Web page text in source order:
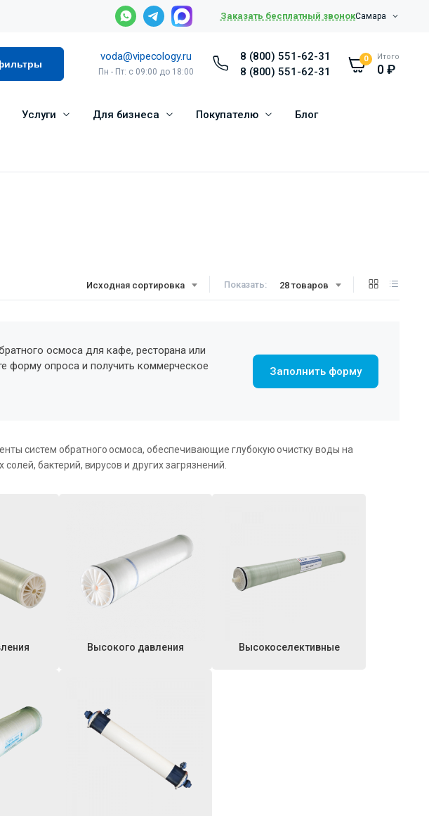
Заказать бесплатный звонокСамара
voda@vipecology.ru
Пн - Пт: с 09:00 до 18:00
8 (800) 551-62-31
8 (800) 551-62-31
0 Итого
0₽
Услуги Для бизнеса Покупателю Блог
Исходная сортировка Показать: 28 товаров
осмоса для кафе, ресторана или
форму опроса и получить коммерческое
Заполнить форму
систем обратного осмоса, обеспечивающие глубокую очистку воды на
бактерий, вирусов и других загрязнений.
Высокого давления Высокоселективные